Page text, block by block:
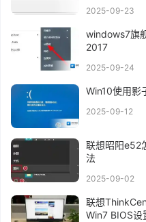
2025-09-23
windows7旗
2017
2025-09-24
Win10使用影
2025-09-12
联想昭阳e52
法
2025-09-02
联想
Win7 BIOS设